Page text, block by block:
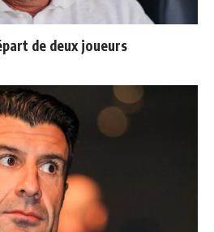
de deux joueurs